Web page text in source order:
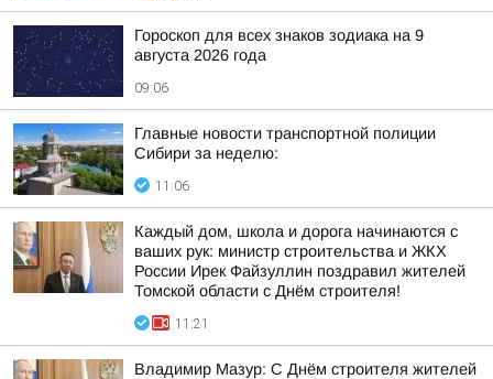
Гороскоп для всех знаков зодиака на 9
августа 2026 года
09:06
Главные новости транспортной полиции
Сибири за неделю:
11:06
Каждый дом, школа и дорога начинаются с
ваших рук: министр строительства и ЖКХ
России Ирек Файзуллин поздравил жителей
Томской области с Днём строителя!
11:21
Владимир Мазур: С Днём строителя жителей